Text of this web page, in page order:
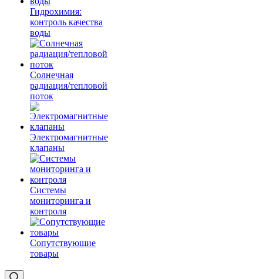
Гидрохимия:
контроль качества
воды
Солнечная
радиация/тепловой
поток
Электромагнитные
клапаны
Системы
мониторинга и
контроля
Сопутствующие
товары